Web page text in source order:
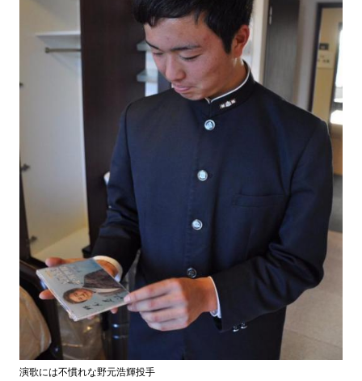
演歌には不慣れな野元浩輝投手